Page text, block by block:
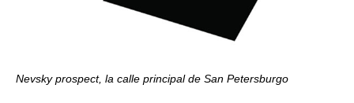
Nevsky prospect, la calle principal de San Petersburgo